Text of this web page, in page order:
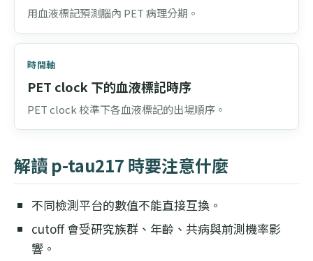
用血液標記預測腦內 PET 病理分期。
時間軸
PET clock 下的血液標記時序
PET clock 校準下各血液標記的出場順序。
解讀 p-tau217 時要注意什麼
不同檢測平台的數值不能直接互換。
cutoff 會受研究族群、年齡、共病與前測機率影
響。